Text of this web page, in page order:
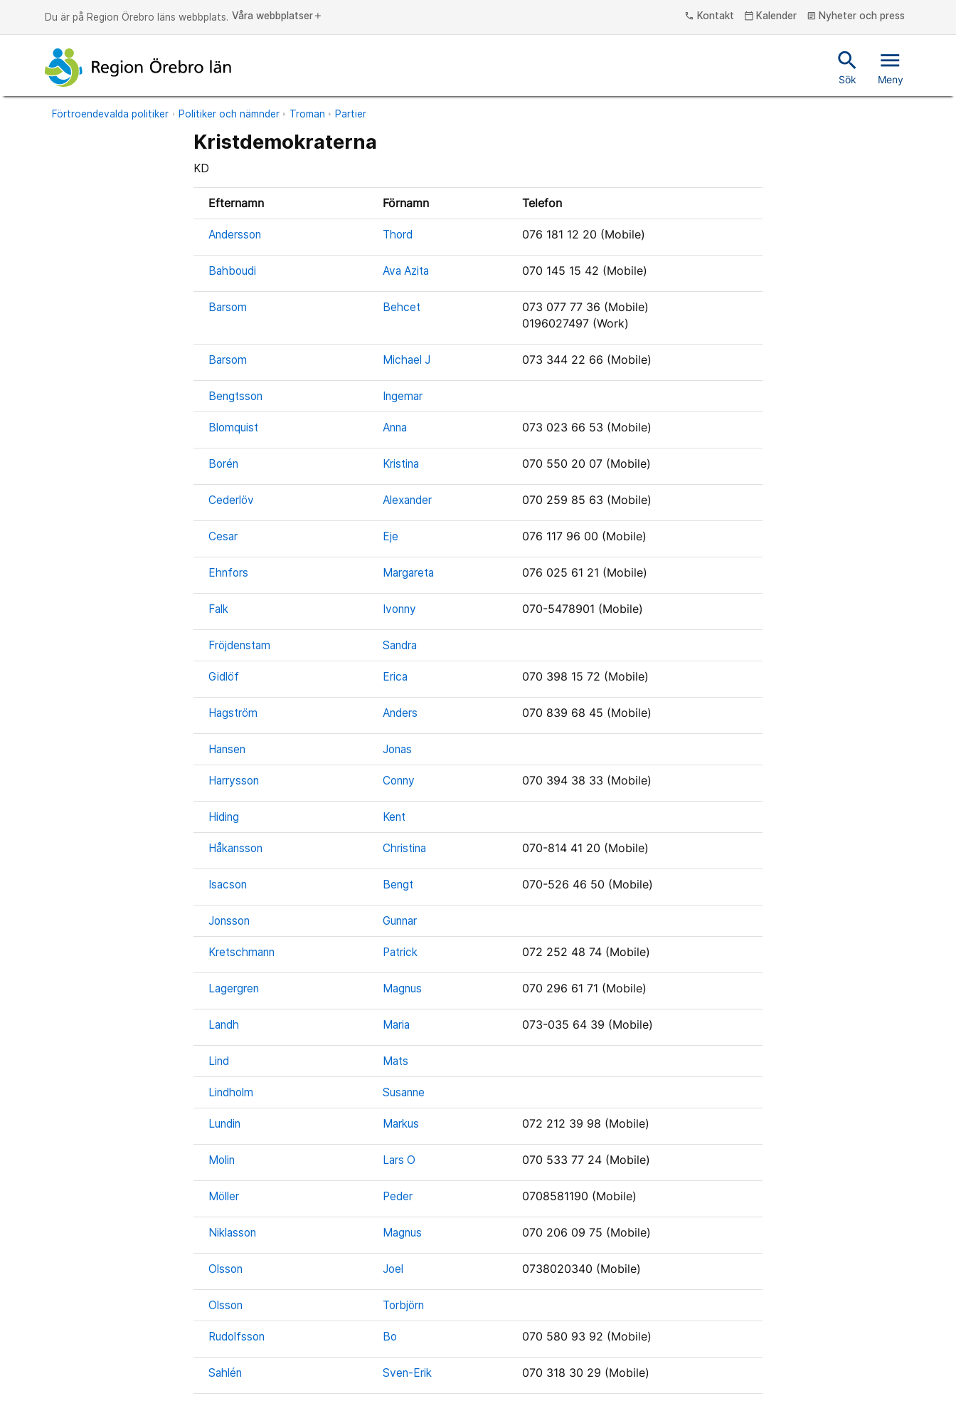
Du är på Region Örebro läns webbplats. Våra webbplatser add phone Kontakt calendar_today Kalender article Nyheter och press
search
Sök
menu
Meny
Förtroendevalda politiker Politiker och nämnder Troman Partier
Kristdemokraterna
KD
Efternamn Förnamn Telefon
Andersson Thord 076 181 12 20 (Mobile)
Bahboudi Ava Azita 070 145 15 42 (Mobile)
Barsom Behcet
073 077 77 36 (Mobile)
0196027497 (Work)
Barsom Michael J 073 344 22 66 (Mobile)
Bengtsson Ingemar
Blomquist Anna 073 023 66 53 (Mobile)
Borén Kristina 070 550 20 07 (Mobile)
Cederlöv Alexander 070 259 85 63 (Mobile)
Cesar Eje 076 117 96 00 (Mobile)
Ehnfors Margareta 076 025 61 21 (Mobile)
Falk Ivonny 070-5478901 (Mobile)
Fröjdenstam Sandra
Gidlöf Erica 070 398 15 72 (Mobile)
Hagström Anders 070 839 68 45 (Mobile)
Hansen Jonas
Harrysson Conny 070 394 38 33 (Mobile)
Hiding Kent
Håkansson Christina 070-814 41 20 (Mobile)
Isacson Bengt 070-526 46 50 (Mobile)
Jonsson Gunnar
Kretschmann Patrick 072 252 48 74 (Mobile)
Lagergren Magnus 070 296 61 71 (Mobile)
Landh Maria 073-035 64 39 (Mobile)
Lind Mats
Lindholm Susanne
Lundin Markus 072 212 39 98 (Mobile)
Molin Lars O 070 533 77 24 (Mobile)
Möller Peder 0708581190 (Mobile)
Niklasson Magnus 070 206 09 75 (Mobile)
Olsson Joel 0738020340 (Mobile)
Olsson Torbjörn
Rudolfsson Bo 070 580 93 92 (Mobile)
Sahlén Sven-Erik 070 318 30 29 (Mobile)